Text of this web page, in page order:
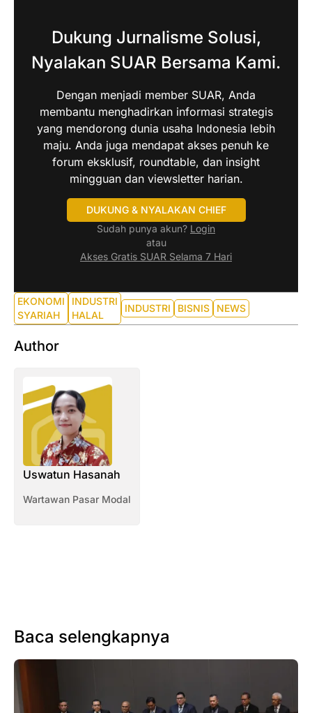
Dukung Jurnalisme Solusi,
Nyalakan SUAR Bersama Kami.
Dengan menjadi member SUAR, Anda
membantu menghadirkan informasi strategis
yang mendorong dunia usaha Indonesia lebih
maju. Anda juga mendapat akses penuh ke
forum eksklusif, roundtable, dan insight
mingguan dan viewsletter harian.
DUKUNG & NYALAKAN CHIEF
Sudah punya akun? Login
atau
Akses Gratis SUAR Selama 7 Hari
EKONOMI
SYARIAH
INDUSTRI
HALAL
INDUSTRI BISNIS NEWS
Author
Uswatun Hasanah
Wartawan Pasar Modal
Baca selengkapnya